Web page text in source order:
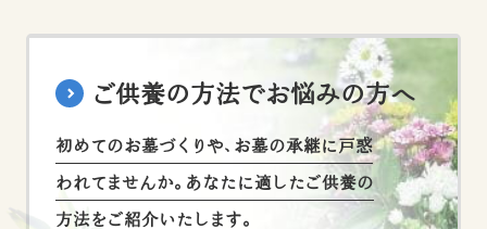
ご供養の方法でお悩みの方へ
初めてのお墓づくりや、お墓の承継に戸惑
われてませんか。 あなたに適したご供養の
方法をご紹介いたします。